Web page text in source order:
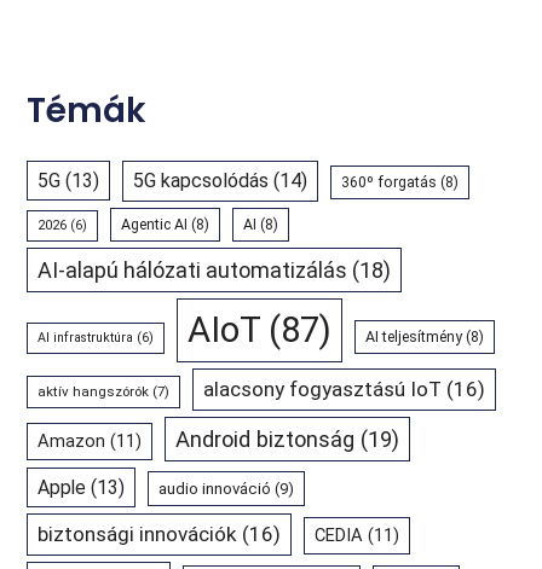
Témák
5G (13) 5G kapcsolódás (14) 360º forgatás (8)
2026 (6) Agentic AI (8) AI (8)
AI-alapú hálózati automatizálás (18)
AI infrastruktúra (6) AIoT (87) AI teljesítmény (8)
aktív hangszórók (7) alacsony fogyasztású IoT (16)
Amazon (11) Android biztonság (19)
Apple (13) audio innováció (9)
biztonsági innovációk (16) CEDIA (11)